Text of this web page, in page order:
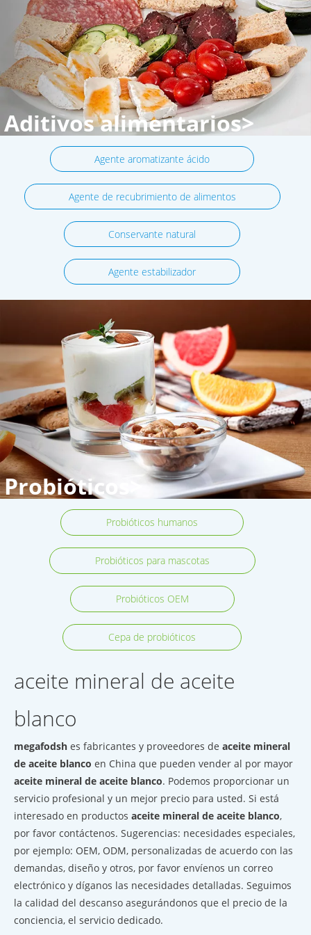
Aditivos alimentarios>
Agente aromatizante ácido
Agente de recubrimiento de alimentos
Conservante natural
Agente estabilizador
Probióticos>
Probióticos humanos
Probióticos para mascotas
Probióticos OEM
Cepa de probióticos
aceite mineral de aceite
blanco
megafodsh es fabricantes y proveedores de aceite mineral
de aceite blanco en China que pueden vender al por mayor
aceite mineral de aceite blanco. Podemos proporcionar un
servicio profesional y un mejor precio para usted. Si está
interesado en productos aceite mineral de aceite blanco,
por favor contáctenos. Sugerencias: necesidades especiales,
por ejemplo: OEM, ODM, personalizadas de acuerdo con las
demandas, diseño y otros, por favor envíenos un correo
electrónico y díganos las necesidades detalladas. Seguimos
la calidad del descanso asegurándonos que el precio de la
conciencia, el servicio dedicado.